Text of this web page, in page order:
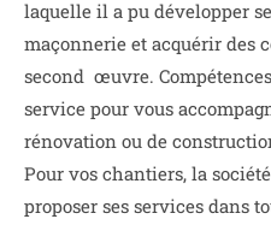
laquelle il a pu développer
maçonnerie et acquérir des
second œuvre.
service pour vous
rénovation ou de
Pour vos chantiers, la
proposer ses services dans